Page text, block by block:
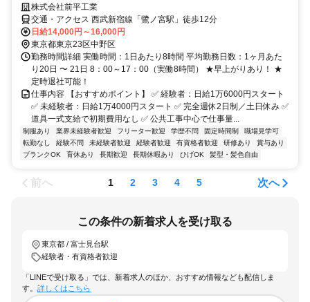
株式会社前平工業
交通・アクセス 西武新宿線「鷺ノ宮駅」徒歩12分
日給14,000円～16,000円
東京都東京23区中野区
勤務時間詳細 実働時間：1日あたり8時間 平均勤務日数：1ヶ月あた
り20日 〜 21日 8：00～17：00（実働8時間） ★早上がりあり！ ★
定時退社可能！
仕事内容 【おすすめポイント】 ✅ 経験者：日給1万6000円スタート
✅ 未経験者：日給1万4000円スタート ✅ 完全週休2日制／土日休み ✅
道具一式支給で初期費用なし ✅ 公共工事中心で仕事量...
制服あり 業界未経験者歓迎 フリーター歓迎 学歴不問 固定時間制
職場見学可
転勤なし
経験不問 未経験者歓迎 経験者歓迎 有資格者歓迎 研修あり
賞与あり
ブランクOK
育休あり 長期歓迎 長期休暇あり ひげOK 髪型・髪色自由
前へ 1 2 3 4 5 次へ
この条件の新着求人を受け取る
東京都 / 富士見台駅
経験者・有資格者歓迎
「LINEで受け取る」では、新着求人のほか、おすすめ情報なども配信しま
す。 詳しくはこちら